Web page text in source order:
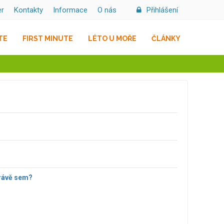
Přihlášení
O nás
Informace
Kontakty
FIRST MINUTE LÉTO U MOŘE ČLÁNKY
sem?